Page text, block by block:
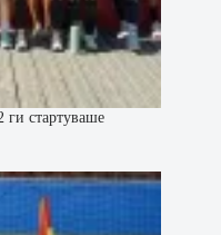
ги стартуваше